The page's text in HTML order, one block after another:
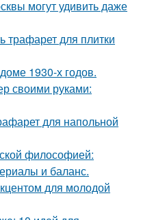
могут удивить даже
трафарет для плитки
1930-х годов.
своими руками:
для напольной
философией:
и баланс.
для молодой